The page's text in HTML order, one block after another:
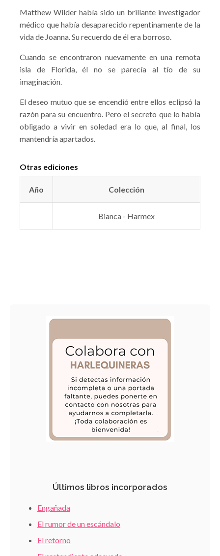
Matthew Wilder había sido un brillante investigador
médico que había desaparecido repentinamente de la
vida de Joanna. Su recuerdo de él era borroso.
Cuando se encontraron nuevamente en una remota
isla de Florida, él no se parecía al tío de su
imaginación.
El deseo mutuo que se encendió entre ellos eclipsó la
razón para su encuentro. Pero el secreto que lo había
obligado a vivir en soledad era lo que, al final, los
mantendría apartados.
Otras ediciones
Año Colección
Bianca - Harmex
Últimos libros incorporados
Engañada
El rumor de un escándalo
El retorno